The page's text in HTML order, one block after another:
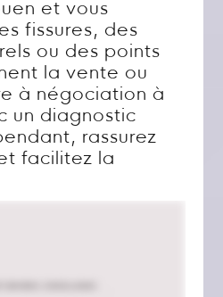
et vous
fissures, des
ou des points
la vente ou
à négociation à
un diagnostic
rassurez
facilitez la